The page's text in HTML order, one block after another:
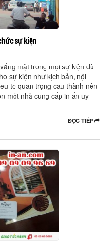
sự kiện
mặt trong mọi sự kiện dù
sự kiện như kịch bản, nội
tố quan trọng cấu thành nên
một nhà cung cấp in ấn uy
ĐỌC TIẾP